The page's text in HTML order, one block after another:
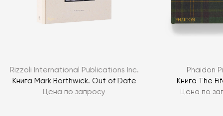
Rizzoli International Publications Inc.
Книга Mark Borthwick. Out of Date
Цена по запросу
Phaidon
Книга The
Цена по